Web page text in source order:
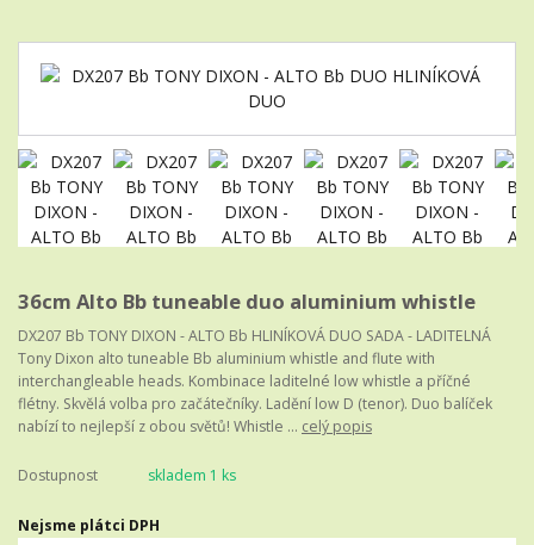
36cm Alto Bb tuneable duo aluminium whistle
DX207 Bb TONY DIXON - ALTO Bb HLINÍKOVÁ DUO SADA - LADITELNÁ
Tony Dixon alto tuneable Bb aluminium whistle and flute with
interchangleable heads. Kombinace laditelné low whistle a příčné
flétny. Skvělá volba pro začátečníky. Ladění low D (tenor). Duo balíček
nabízí to nejlepší z obou světů! Whistle ... celý popis
Dostupnost skladem 1 ks
Nejsme plátci DPH